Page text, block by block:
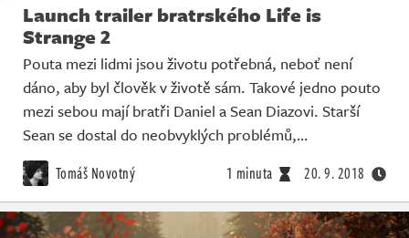
Launch trailer bratrského Life is
Strange 2
Pouta mezi lidmi jsou životu potřebná, neboť není
dáno, aby byl člověk v životě sám. Takové jedno pouto
mezi sebou mají bratři Daniel a Sean Diazovi. Starší
Sean se dostal do neobvyklých problémů,…
Tomáš Novotný 1 minuta 20. 9. 2018